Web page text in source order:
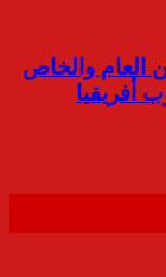
العام والخاص
أفريقيا